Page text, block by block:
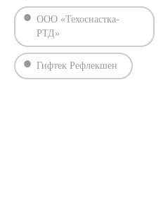
ООО «Техоснастка-
РТД»
Гифтек Рефлекшен